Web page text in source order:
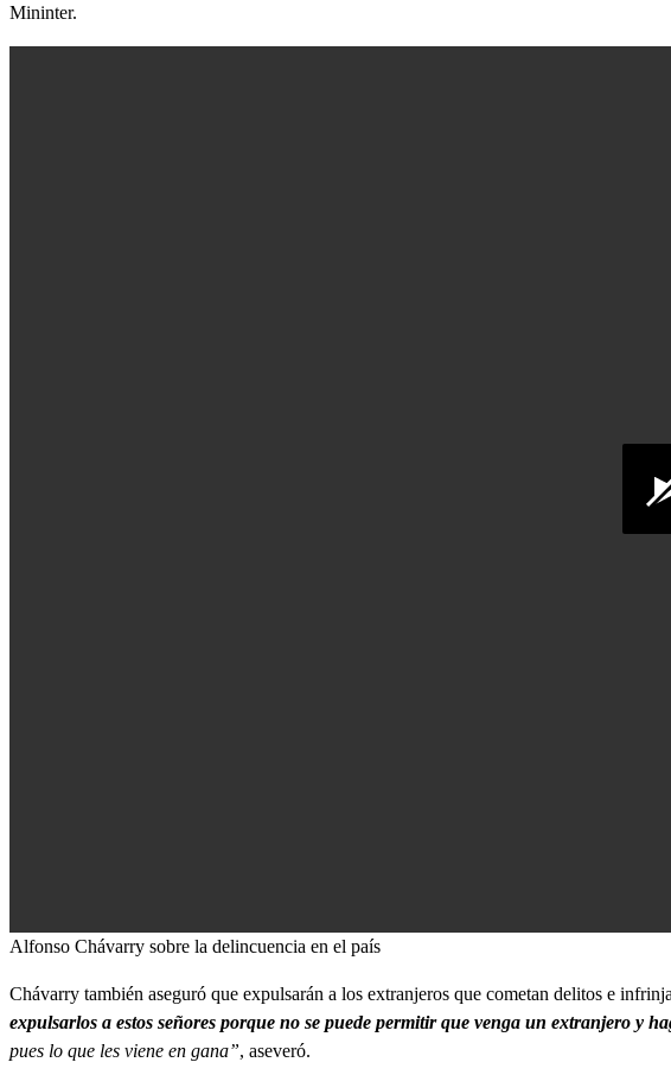
Mininter.
0
seconds
0
secondsVolume
90%
Alfonso Chávarry sobre la delincuencia en el país
Chávarry también aseguró que expulsarán a los extranjeros que cometan delitos e
expulsarlos a estos señores porque no se puede permitir que venga un extranjero y
pues lo que les viene en gana”, aseveró.